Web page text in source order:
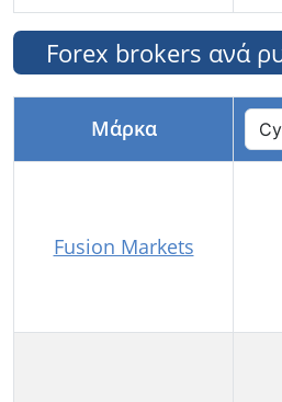
Forex brokers ανά
Μάρκα
Fusion Markets